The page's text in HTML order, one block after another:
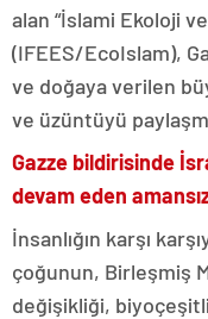
alan “İslami Ekoloji
(IFEES/EcoIslam),
ve doğaya verilen
ve üzüntüyü
Gazze bildirisinde
devam eden
İnsanlığın karşı
çoğunun, Birleşmiş
değişikliği,